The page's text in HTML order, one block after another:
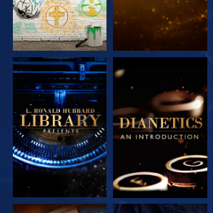
EXPLORA LAS
SERIES
EXPLORA LAS
SERIES